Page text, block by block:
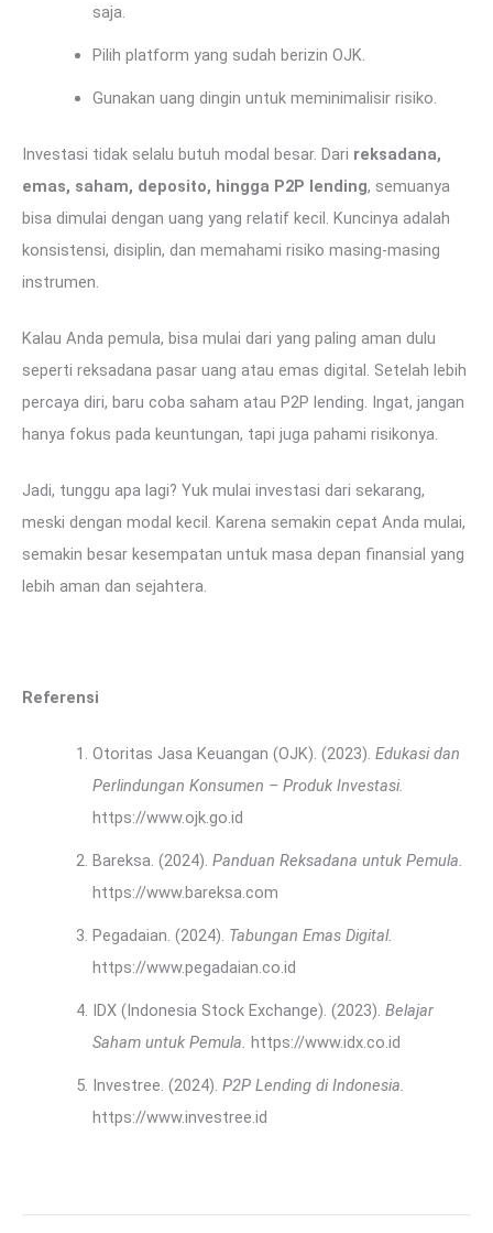
saja.
Pilih platform yang sudah berizin OJK.
Gunakan uang dingin untuk meminimalisir risiko.
Investasi tidak selalu butuh modal besar. Dari reksadana,
emas, saham, deposito, hingga P2P lending, semuanya
bisa dimulai dengan uang yang relatif kecil. Kuncinya adalah
konsistensi, disiplin, dan memahami risiko masing-masing
instrumen.
Kalau Anda pemula, bisa mulai dari yang paling aman dulu
seperti reksadana pasar uang atau emas digital. Setelah lebih
percaya diri, baru coba saham atau P2P lending. Ingat, jangan
hanya fokus pada keuntungan, tapi juga pahami risikonya.
Jadi, tunggu apa lagi? Yuk mulai investasi dari sekarang,
meski dengan modal kecil. Karena semakin cepat Anda mulai,
semakin besar kesempatan untuk masa depan finansial yang
lebih aman dan sejahtera.
Referensi
Otoritas Jasa Keuangan (OJK). (2023). Edukasi dan
Perlindungan Konsumen – Produk Investasi.
https://www.ojk.go.id
Bareksa. (2024). Panduan Reksadana untuk Pemula.
https://www.bareksa.com
Pegadaian. (2024). Tabungan Emas Digital.
https://www.pegadaian.co.id
IDX (Indonesia Stock Exchange). (2023). Belajar
Saham untuk Pemula. https://www.idx.co.id
Investree. (2024). P2P Lending di Indonesia.
https://www.investree.id